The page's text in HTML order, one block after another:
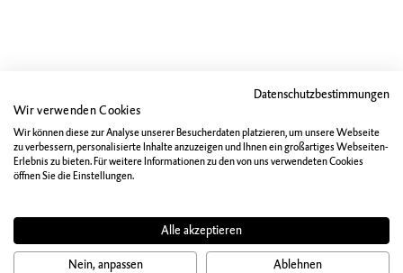
Datenschutzbestimmungen
Wir verwenden Cookies
Wir können diese zur Analyse unserer Besucherdaten platzieren, um unsere Webseite
zu verbessern, personalisierte Inhalte anzuzeigen und Ihnen ein großartiges Webseiten-
Erlebnis zu bieten. Für weitere Informationen zu den von uns verwendeten Cookies
öffnen Sie die Einstellungen.
Alle akzeptieren
Nein, anpassen Ablehnen